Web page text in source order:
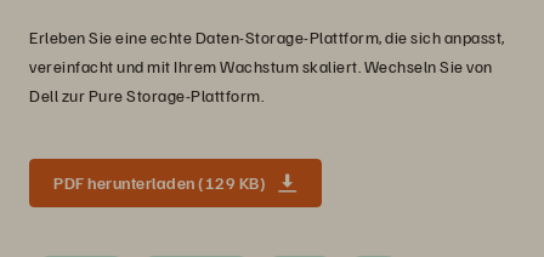
Erleben Sie eine echte Daten-Storage-Plattform, die sich anpasst,
vereinfacht und mit Ihrem Wachstum skaliert. Wechseln Sie von
Dell zur Pure Storage-Plattform.
PDF herunterladen (129 KB)